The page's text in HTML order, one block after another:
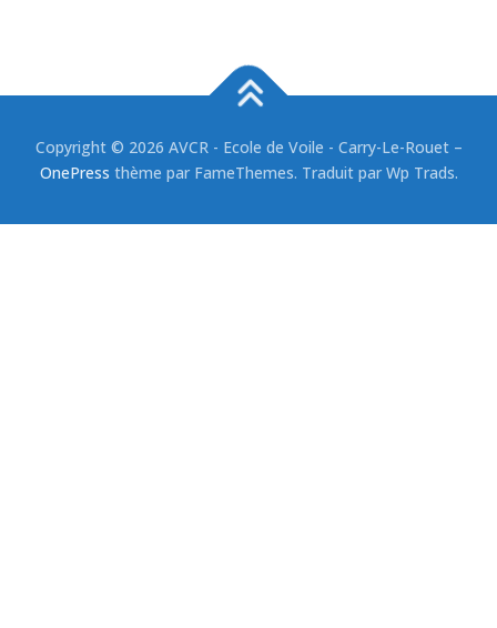
Copyright © 2026 AVCR - Ecole de Voile - Carry-Le-Rouet –
OnePress thème par FameThemes. Traduit par Wp Trads.